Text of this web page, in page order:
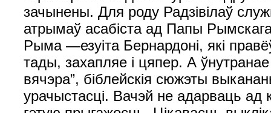
зачынены. Для роду Радзівілаў
атрымаў асабіста ад Папы
Рыма —езуіта Бернардоні, які
тады, захапляе і цяпер. А
вячэра”, біблейскія сюжэты
урачыстасці. Вачэй не адарваць